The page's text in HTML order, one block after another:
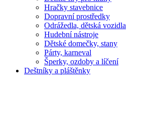
Hračky stavebnice
Dopravní prostředky
Odrážedla, dětská vozidla
Hudební nástroje
Dětské domečky, stany
Párty, karneval
Šperky, ozdoby a líčení
Deštníky a pláštěnky